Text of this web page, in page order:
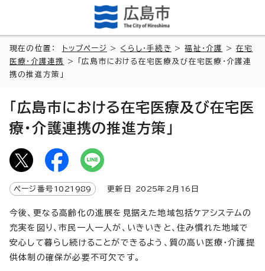
現在の位置： トップページ > くらし・手続き >福祉・介護 >在宅
医療・介護連携
> 「広島市における在宅医療及び在宅医療・介護連
携の推進方策」
「広島市における在宅医療及び在宅医
療・介護連携の推進方策」
ページ番号 1021989 更新日 2025年2月 16 日
今後、更なる高齢化の進展を見据えた地域包括ケアシステムの
充実を図り、市民一人一人が、いきいきと、住み慣れた地域で
安心して暮らし続けることができるよう、質の高い医療・介護提
供体制の確保が必要不可欠です。